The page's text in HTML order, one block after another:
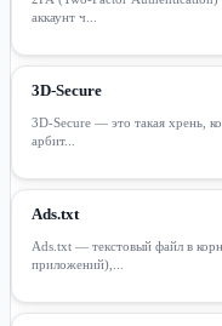
аккаунт ч...
3D-Secure
3D-Secure — это такая хрень,
арбит...
Ads.txt
Ads.txt — текстовый файл в
приложений),...